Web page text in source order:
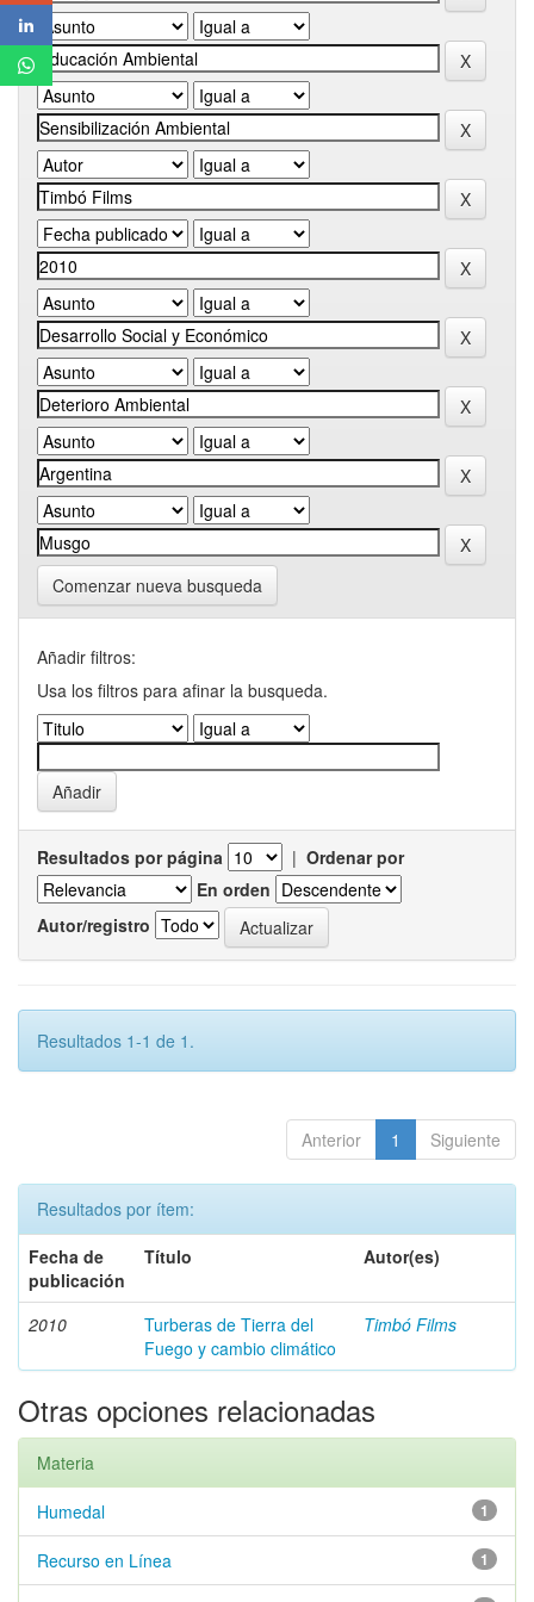
Comenzar nueva busqueda
Añadir filtros:
Usa los filtros para afinar la busqueda.
Resultados por página | Ordenar por
En orden
Autor/registro
Resultados 1-1 de 1.
Anterior 1 Siguiente
Resultados por ítem:
Fecha de
publicación
Título Autor(es)
2010
Turberas de Tierra del
Fuego y cambio climático
Timbó Films
Otras opciones relacionadas
Materia
1
Humedal
1
Recurso en Línea